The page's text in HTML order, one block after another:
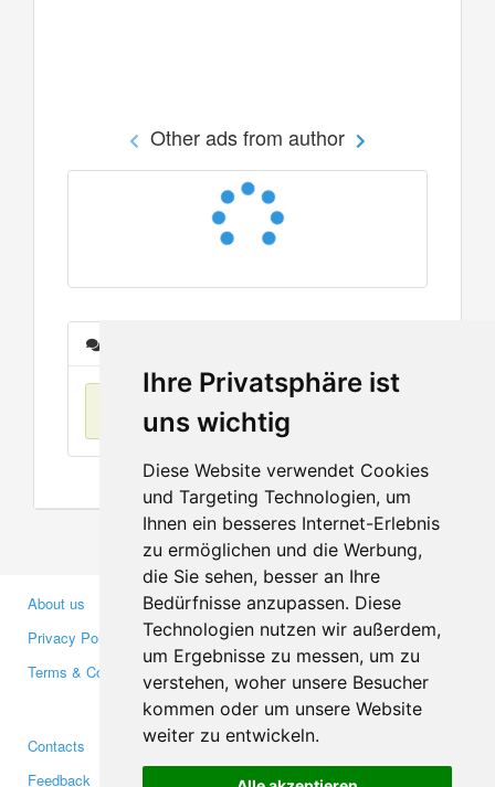
Ihre Privatsphäre ist
uns wichtig
Diese Website verwendet Cookies
und Targeting Technologien, um
Ihnen ein besseres Internet-Erlebnis
zu ermöglichen und die Werbung,
die Sie sehen, besser an Ihre
Bedürfnisse anzupassen. Diese
Technologien nutzen wir außerdem,
um Ergebnisse zu messen, um zu
verstehen, woher unsere Besucher
kommen oder um unsere Website
weiter zu entwickeln.
Other ads from author
No items found
About us
Privacy Policy
Terms & Conditions
Business Partners
Investors
Media
Contacts
Feedback
Facebook
Twitter